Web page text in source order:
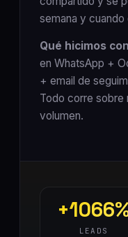
semana y
Qué hicimos
en WhatsApp +
+ email de
Todo corre sobre
volumen.
LEADS